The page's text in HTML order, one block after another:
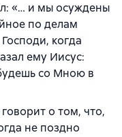
«… и мы осуждены
по делам
когда
ему Иисус:
со Мною в
о том, что,
не поздно